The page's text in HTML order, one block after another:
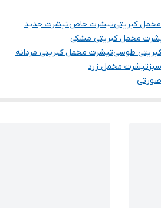
کبریتیتیشرت خاصتیشرت جدید
مخمل کبریتی مشکی
طوسیتیشرت مخمل کبریتی مردانه
تیشرت مخمل زرد